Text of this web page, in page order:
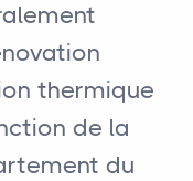
thermique
de la
du